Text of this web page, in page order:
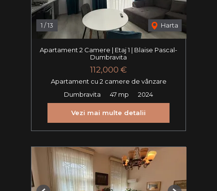
1 /13 Harta
Apartament 2 Camere | Etaj 1 | Blaise Pascal-
Dumbravita
112,000 €
Apartament cu 2 camere de vânzare
Dumbravita
47 mp 2024
Vezi mai multe detalii